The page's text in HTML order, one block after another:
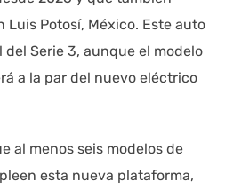
Luis Potosí, México. Este auto
Serie 3, aunque el modelo
a la par del nuevo eléctrico
al menos seis modelos de
esta nueva plataforma,